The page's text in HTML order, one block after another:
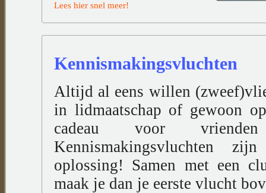
Lees hier snel meer!
Kennismakingsvluchten
Altijd al eens willen
in lidmaatschap of gewoon
cadeau voor
Kennismakingsvluchten
oplossing! Samen met een
maak je dan je eerste vlucht